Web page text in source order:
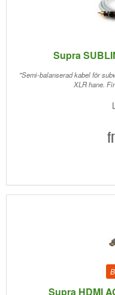
Supra
"Semi-balanserad kabel för
XLR hane.
Supra HDMI